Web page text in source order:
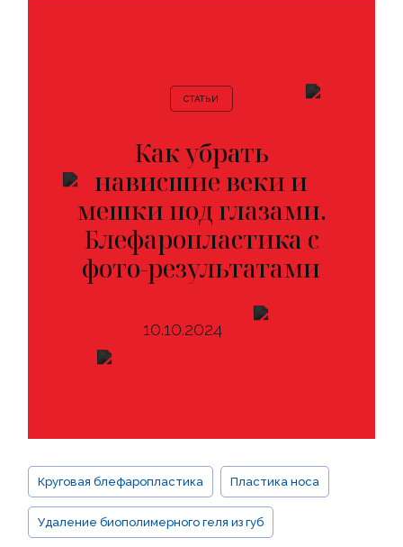
/
СТАТЬИ
Как убрать
нависшие веки и
мешки под глазами.
Блефаропластика с
фото-результатами
10.10.2024
Круговая блефаропластика Пластика носа
Удаление биополимерного геля из губ